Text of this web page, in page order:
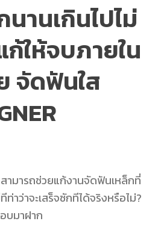
านเกินไปไม่
ให้จบภายใน
จัดฟันใส
ามารถช่วยแก้งานจัดฟันเหล็กที่
ท่าว่าจะเสร็จซักทีได้จริงหรือไม่?
บมาฝาก